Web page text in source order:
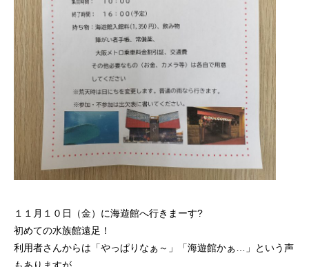
１１月１０日（金）に海遊館へ行きまーす?
初めての水族館遠足！
利用者さんからは「やっぱりなぁ～」「海遊館かぁ…」という声
もありますが、